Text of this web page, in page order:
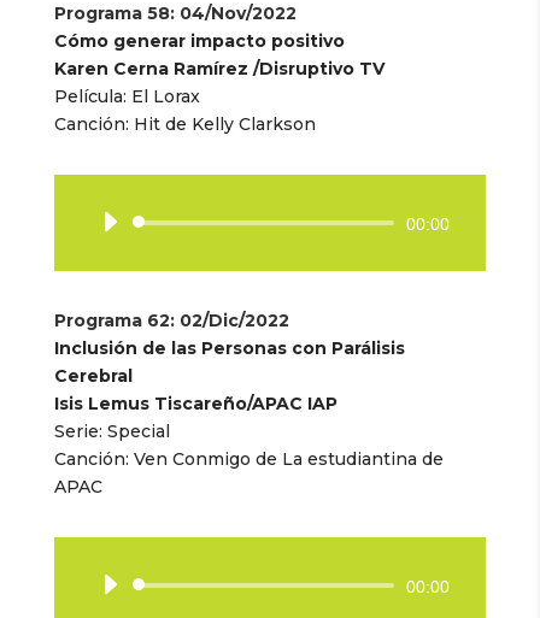
Programa 58: 04/Nov/2022
Cómo generar impacto positivo
Karen Cerna Ramírez /Disruptivo TV
Película: El Lorax
Canción: Hit de Kelly Clarkson
Reproductor
audio
00:00
Programa 62: 02/Dic/2022
Inclusión de las Personas con Parálisis
Cerebral
Isis Lemus Tiscareño/APAC IAP
Serie: Special
Canción: Ven Conmigo de La estudiantina de
APAC
Reproductor
00:00